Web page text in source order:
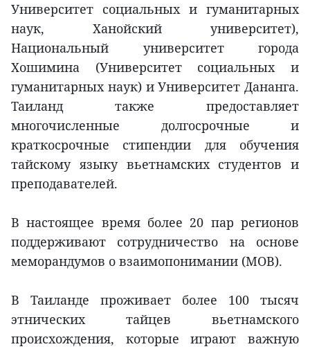
Университет социальных и гуманитарных
наук, Ханойский университет),
Национальный университет города
Хошимина (Университет социальных и
гуманитарных наук) и Университет Дананга.
Таиланд также предоставляет
многочисленные долгосрочные и
краткосрочные стипендии для обучения
тайскому языку вьетнамских студентов и
преподавателей.
В настоящее время более 20 пар регионов
поддерживают сотрудничество на основе
меморандумов о взаимопонимании (МОВ).
В Таиланде проживает более 100 тысяч
этнических тайцев вьетнамского
происхождения, которые играют важную